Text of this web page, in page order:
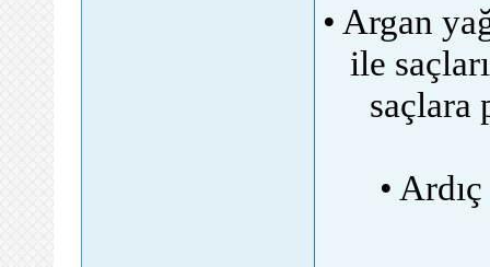
• Argan
ile
saçlara
•